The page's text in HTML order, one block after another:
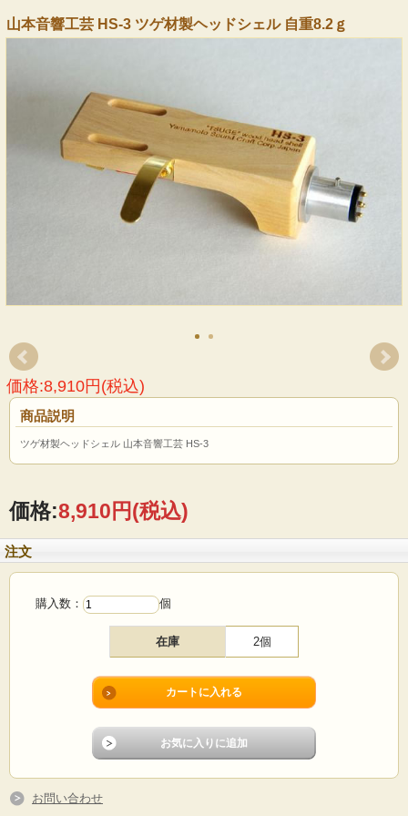
山本音響工芸 HS-3 ツゲ材製ヘッドシェル 自重8.2ｇ
価格:8,910円(税込)
商品説明
ツゲ材製ヘッドシェル 山本音響工芸 HS-3
価格:8,910円(税込)
注文
購入数： 個
在庫 2個
お問い合わせ